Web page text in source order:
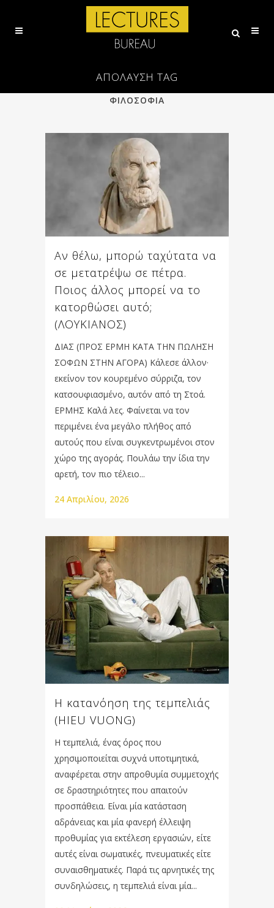
ΑΠΌΛΑΥΣΗ TAG
ΕΠΙΣΤΗΜΗ
ΠΟΙΗΣΗ
ΦΙΛΟΣΟΦΙΑ
Αν θέλω, μπορώ ταχύτατα να
σε μετατρέψω σε πέτρα.
Ποιος άλλος μπορεί να το
κατορθώσει αυτό;
(ΛΟΥΚΙΑΝΟΣ)
ΔΙΑΣ (ΠΡΟΣ ΕΡΜΗ ΚΑΤΑ ΤΗΝ ΠΩΛΗΣΗ
ΣΟΦΩΝ ΣΤΗΝ ΑΓΟΡΑ) Κάλεσε άλλον·
εκείνον τον κουρεμένο σύρριζα, τον
κατσουφιασμένο, αυτόν από τη Στοά.
ΕΡΜΗΣ Καλά λες. Φαίνεται να τον
περιμένει ένα μεγάλο πλήθος από
αυτούς που είναι συγκεντρωμένοι στον
χώρο της αγοράς. Πουλάω την ίδια την
αρετή, τον πιο τέλειο...
24 Απριλίου, 2026
Η κατανόηση της τεμπελιάς
(HIEU VUONG)
Η τεμπελιά, ένας όρος που
χρησιμοποιείται συχνά υποτιμητικά,
αναφέρεται στην απροθυμία συμμετοχής
σε δραστηριότητες που απαιτούν
προσπάθεια. Είναι μία κατάσταση
αδράνειας και μία φανερή έλλειψη
προθυμίας για εκτέλεση εργασιών, είτε
αυτές είναι σωματικές, πνευματικές είτε
συναισθηματικές. Παρά τις αρνητικές της
συνδηλώσεις, η τεμπελιά είναι μία...